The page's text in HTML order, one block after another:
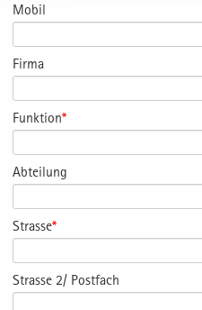
Mobil
Firma
Funktion*
Abteilung
Strasse*
Strasse 2/ Postfach